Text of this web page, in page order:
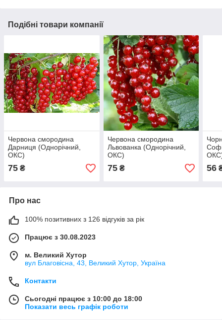
Подібні товари компанії
Червона смородина
Дарниця (Однорічний,
ОКС)
75 ₴
Червона смородина
Львованка (Однорічний,
ОКС)
75₴ 56
Про нас
100% позитивних з 126 відгуків за рік
Працює з 30.08.2023
м. Великий Хутор
вул Благовісна, 43, Великий Хутор, Україна
Контакти
Сьогодні працює з 10:00 до 18:00
Показати весь графік роботи